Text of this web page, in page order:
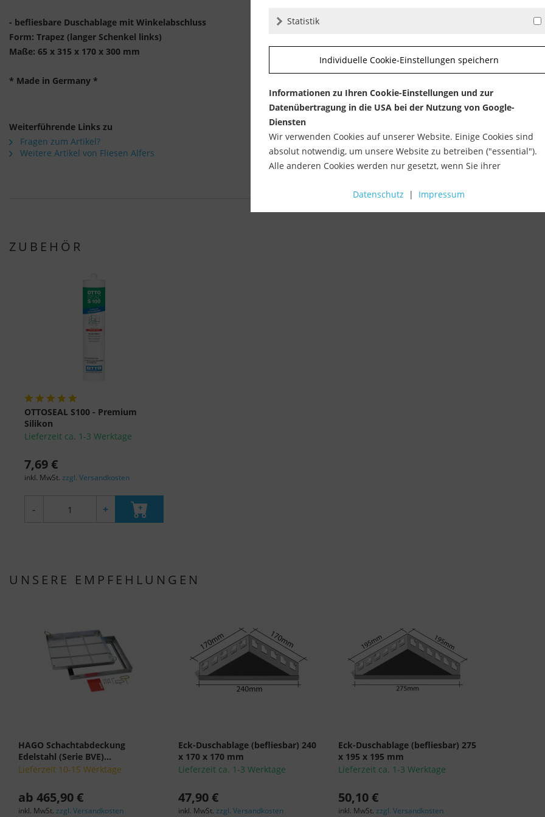
- befliesbare Duschablage mit Winkelabschluss
Form: Trapez (langer Schenkel links)
Maße: 65 x 315 x 170 x 300 mm
* Made in Germany *
Weiterführende Links zu
Fragen zum Artikel?
Weitere Artikel von Fliesen Alfers
ZUBEHÖR
OTTOSEAL S100 - Premium
Silikon
Lieferzeit ca. 1-3 Werktage
7,69 €
inkl. MwSt. zzgl. Versandkosten
- +
UNSERE EMPFEHLUNGEN
HAGO Schachtabdeckung
Edelstahl (Serie BVE)...
Lieferzeit 10-15 Werktage
ab 465,90 €
inkl. MwSt. zzgl. Versandkosten
Eck-Duschablage (befliesbar) 240
x 170 x 170 mm
Lieferzeit ca. 1-3 Werktage
47,90 €
inkl. MwSt. zzgl. Versandkosten
Eck-Duschablage (befliesbar) 275
x 195 x 195 mm
Lieferzeit ca. 1-3 Werktage
50,10 €
inkl. MwSt. zzgl. Versandkosten
Statistik
Individuelle Cookie-Einstellungen speichern
Informationen zu Ihren Cookie-Einstellungen und zur
Datenübertragung in die USA bei der Nutzung von Google-
Diensten
Wir verwenden Cookies auf unserer Website. Einige Cookies sind
absolut notwendig, um unsere Website zu betreiben ("essential").
Alle anderen Cookies werden nur gesetzt, wenn Sie ihrer
beschriebene Übertragung nicht statt.
Datenschutz | Impressum